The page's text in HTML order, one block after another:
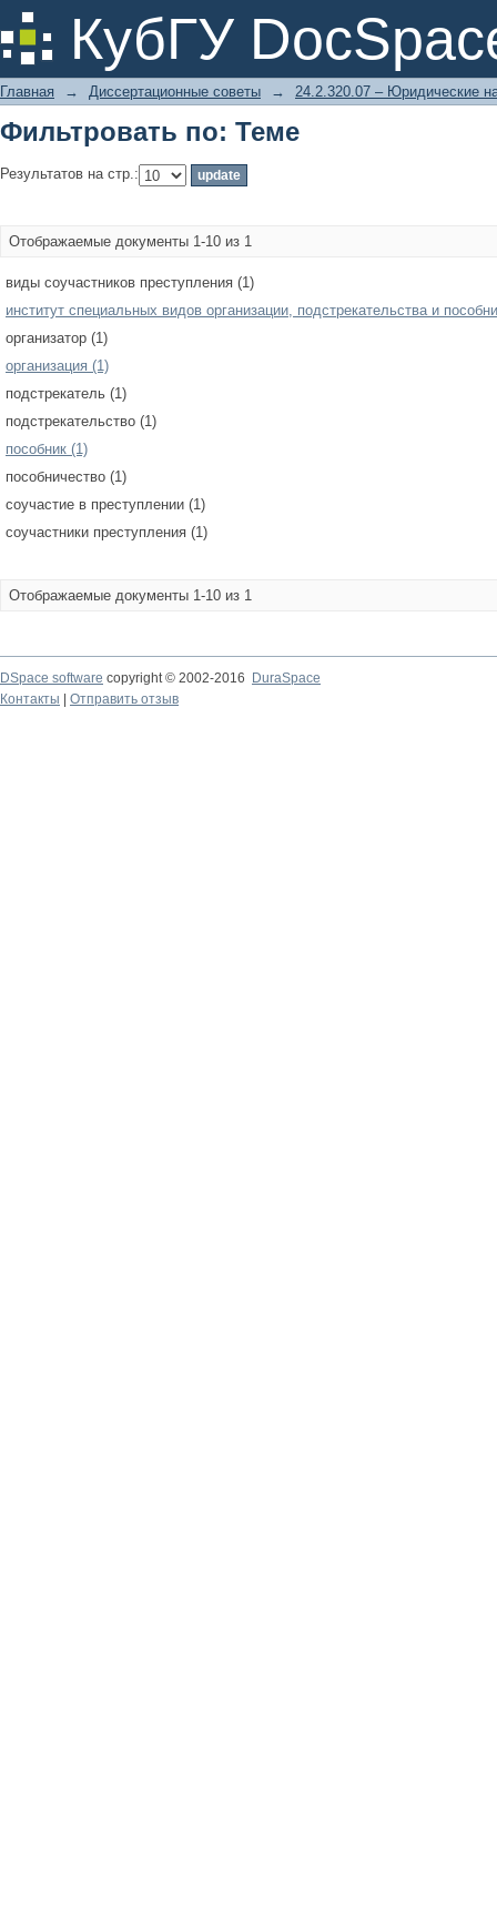
КубГУ
Фильтровать по: Теме
Главная → Диссертационные советы → 24.2.320.07 – Юридические
Фильтровать по: Теме
Результатов на стр.:
Отображаемые документы 1-10 из 1
виды соучастников преступления (1)
институт специальных видов организации, подстрекательства и
организатор (1)
организация (1)
подстрекатель (1)
подстрекательство (1)
пособник (1)
пособничество (1)
соучастие в преступлении (1)
соучастники преступления (1)
Отображаемые документы 1-10 из 1
DSpace software copyright © 2002-2016
DuraSpace
Контакты
Отправить отзыв